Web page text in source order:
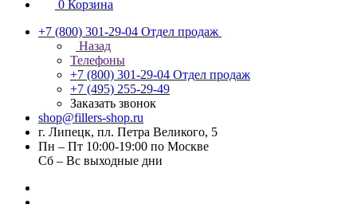
0 Корзина
+7 (800) 301-29-04 Отдел продаж
Назад
Телефоны
+7 (800) 301-29-04 Отдел продаж
+7 (495) 255-29-49
Заказать звонок
shop@fillers-shop.ru
г. Липецк, пл. Петра Великого, 5
Пн – Пт 10:00-19:00 по Москве
Сб – Вс выходные дни